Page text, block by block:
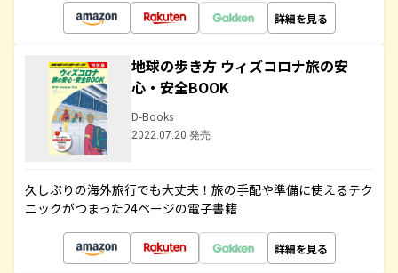
詳細を見る
地球の歩き方 ウィズコロナ旅の安
心・安全BOOK
D-Books
2022.07.20 発売
久しぶりの海外旅行でも大丈夫！旅の手配や準備に使えるテク
ニックがつまった24ページの電子書籍
詳細を見る